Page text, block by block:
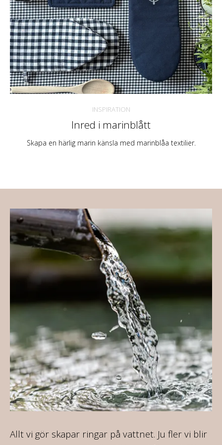
INSPIRATION
Inred i marinblått
Skapa en härlig marin känsla med marinblåa textilier.
Allt vi gör skapar ringar på vattnet. Ju fler vi blir